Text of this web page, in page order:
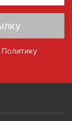
Политику